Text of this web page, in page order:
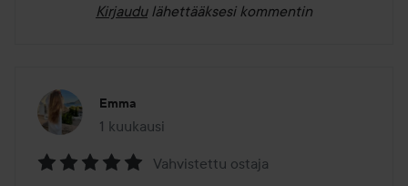
Kirjaudu lähettääksesi kommentin
Emma
1 kuukausi
Viesti luotiin 1 kuukausi
Vahvistettu ostaja